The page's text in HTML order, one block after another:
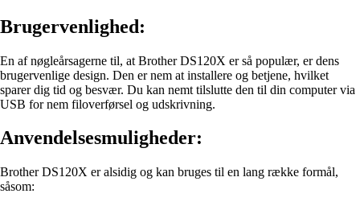
Brugervenlighed:
En af nøgleårsagerne til, at Brother DS120X er så populær, er dens
brugervenlige design. Den er nem at installere og betjene, hvilket
sparer dig tid og besvær. Du kan nemt tilslutte den til din computer via
USB for nem filoverførsel og udskrivning.
Anvendelsesmuligheder:
Brother DS120X er alsidig og kan bruges til en lang række formål,
såsom: